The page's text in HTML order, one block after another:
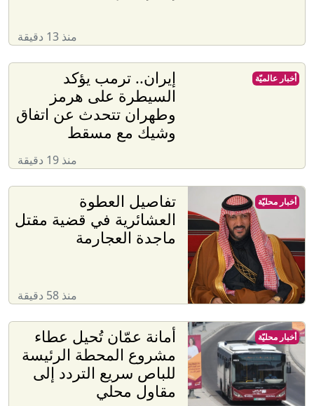
منذ 13 دقيقة
إيران.. ترمب يؤكد
السيطرة على هرمز
وطهران تتحدث عن اتفاق
وشيك مع مسقط
منذ 19 دقيقة
أخبار عالميّة
تفاصيل العطوة
العشائرية في قضية مقتل
ماجدة العجارمة
منذ 58 دقيقة
أخبار محليّة
أمانة عمّان تُحيل عطاء
مشروع المحطة الرئيسة
للباص سريع التردد إلى
مقاول محلي
أخبار محليّة